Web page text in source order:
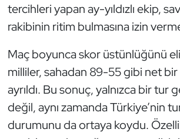
tercihleri yapan ay-yıldızlı ekip,
rakibinin ritim bulmasına izin
Maç boyunca skor üstünlüğünü
milliler, sahadan 89-55 gibi net
ayrıldı. Bu sonuç, yalnızca bir tur
değil, aynı zamanda Türkiye’nin
durumunu da ortaya koydu.
Judo ve Kuraş
Karate
Kayak
Kempo